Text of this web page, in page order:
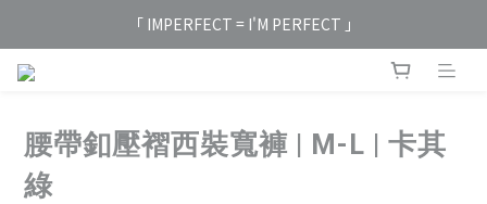
「 IMPERFECT = I'M PERFECT 」
腰帶釦壓褶西裝寬褲 | M-L | 卡其
綠